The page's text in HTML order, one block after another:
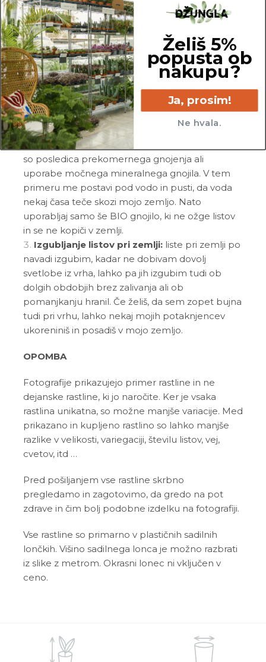
Pogoste težave
Gnitje:če stojim v zemlji, ki je konstantno
mokra, bom reagirala z gnitjem korenin. V tem
primeru mi poreži nagnite korenine in me
presadi v svežo in zračno zemljo. Zmanjšaj
pogostost zalivanja, saj bom utrpela manj škode,
če me zalivaš redkeje.
Rjave konice na listih:
dobim zaradi nakopičenja mineralov v zemlji, ki
so posledica prekomernega gnojenja ali
uporabe močnega mineralnega gnojila. V tem
primeru me postavi pod vodo in pusti, da voda
nekaj časa teče skozi mojo zemljo. Nato
uporabljaj samo še BIO gnojilo, ki ne ožge listov
in se ne kopiči v zemlji.
Izgubljanje listov pri zemlji: liste pri zemlji po
navadi izgubim, kadar ne dobivam dovolj
svetlobe iz vrha, lahko pa jih izgubim tudi ob
dolgih obdobjih brez zalivanja ali ob
pomanjkanju hranil. Če želiš, da sem zopet bujna
tudi pri vrhu, lahko nekaj mojih potaknjencev
ukoreniniš in posadiš v mojo zemljo.
OPOMBA
Fotografije prikazujejo primer rastline in ne
dejanske rastline, ki jo naročite. Ker je vsaka
rastlina unikatna, so možne manjše variacije. Med
prikazano in kupljeno rastlino so lahko manjše
razlike v velikosti, variegaciji, številu listov, vej,
cvetov, itd …
Pred pošiljanjem vse rastline skrbno
pregledamo in zagotovimo, da gredo na pot
zdrave in čim bolj podobne izdelku na fotografiji.
Vse rastline so primarno v plastičnih sadilnih
lončkih. Višino sadilnega lonca je možno razbrati
iz slike z metrom. Okrasni lonec ni vključen v
ceno.
Želiš 5%
popusta ob
nakupu?
Ja, prosim!
Ne hvala.